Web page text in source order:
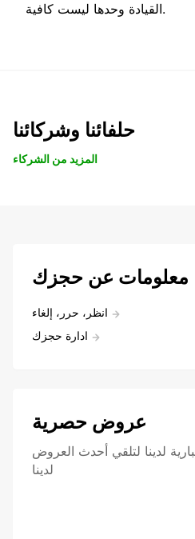
القيادة وحدها ليست كافية.
حلفائنا وشركائنا
المزيد من الشركاء
معلومات عن حجزك
انظر، حرر، إلغاء
ادارة حجزك
عروض حصرية
لدينا لتلقي أحدث العروض
لدينا